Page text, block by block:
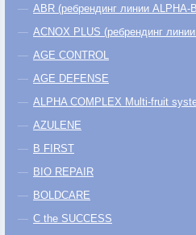
ABR (ребрендинг линии ALPHA-
ACNOX PLUS (ребрендинг
AGE CONTROL
AGE DEFENSE
ALPHA COMPLEX Multi-fruit
AZULENE
B FIRST
BIO REPAIR
BOLDCARE
C the SUCCESS